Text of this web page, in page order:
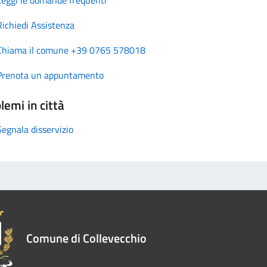
Assistenza
il comune +39 0765 578018
un appuntamento
in città
disservizio
Comune di Collevecchio